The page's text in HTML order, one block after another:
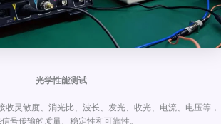
光学性能测试
收灵敏度、消光比、波长、发光、收光、电流、电压等，
号传输的质量、稳定性和可靠性。